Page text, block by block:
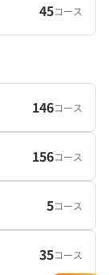
45コース
146コース
156コース
5コース
35コース